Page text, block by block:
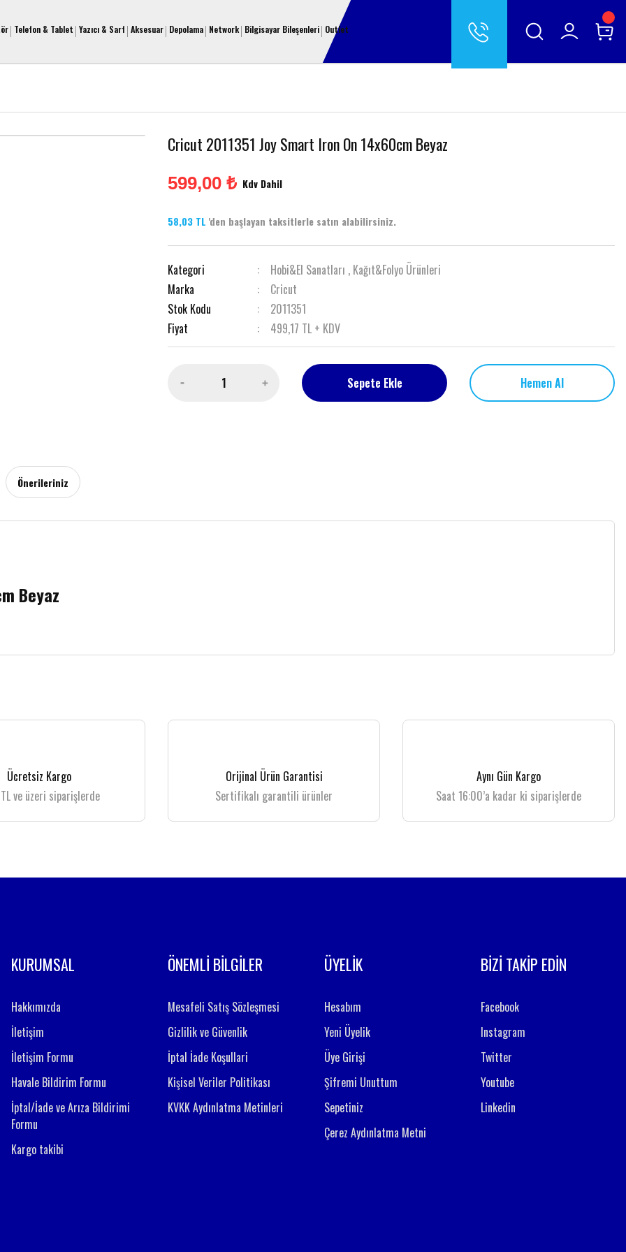
Telefon & Tablet Yazıcı & Sarf Aksesuar Depolama Network Bilgisayar Bileşenleri Outlet
Cricut 2011351 Joy Smart Iron On 14x60cm Beyaz
599,00 ₺ Kdv Dahil
58,03 TL 'den başlayan taksitlerle satın alabilirsiniz.
Kategori Hobi&El Sanatları , Kağıt&Folyo Ürünleri
Marka
Cricut
Stok Kodu
2011351
Fiyat
499,17 TL + KDV
Sepete Ekle Hemen Al
Önerileriniz
Beyaz
Ücretsiz Kargo
ve üzeri siparişlerde
Orijinal Ürün Garantisi
Sertifikalı garantili ürünler
Aynı Gün Kargo
Saat 16:00’a kadar ki siparişlerde
KURUMSAL
Hakkımızda
İletişim
İletişim Formu
Havale Bildirim Formu
İptal/İade ve Arıza Bildirimi
Formu
Kargo takibi
ÖNEMLİ BİLGİLER
Mesafeli Satış Sözleşmesi
Gizlilik ve Güvenlik
İptal İade Koşullari
Kişisel Veriler Politikası
KVKK Aydınlatma Metinleri
ÜYELİK
Hesabım
Yeni Üyelik
Üye Girişi
Şifremi Unuttum
Sepetiniz
Çerez Aydınlatma Metni
BİZİ TAKİP EDİN
Facebook
Instagram
Twitter
Youtube
Linkedin